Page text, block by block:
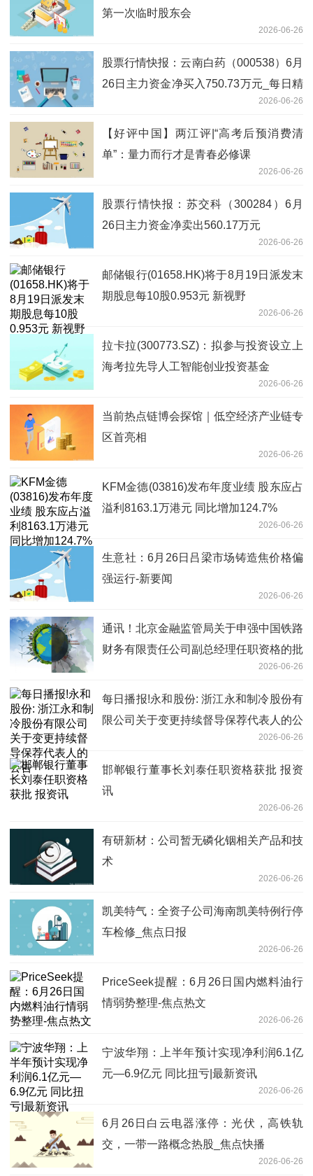
第一次临时股东会
2026-06-26
股票行情快报：云南白药（000538）6月
26日主力资金净买入750.73万元_每日精
2026-06-26
【好评中国】两江评|“高考后预消费清
单”：量力而行才是青春必修课
2026-06-26
股票行情快报：苏交科（300284）6月
26日主力资金净卖出560.17万元
2026-06-26
邮储银行(01658.HK)将于8月19日派发末
期股息每10股0.953元 新视野
2026-06-26
拉卡拉(300773.SZ)：拟参与投资设立上
海考拉先导人工智能创业投资基金
2026-06-26
当前热点链博会探馆｜低空经济产业链专
区首亮相
2026-06-26
KFM金德(03816)发布年度业绩 股东应占
溢利8163.1万港元 同比增加124.7%
2026-06-26
生意社：6月26日吕梁市场铸造焦价格偏
强运行-新要闻
2026-06-26
通讯！北京金融监管局关于申强中国铁路
财务有限责任公司副总经理任职资格的批
2026-06-26
每日播报!永和股份: 浙江永和制冷股份有
限公司关于变更持续督导保荐代表人的公
2026-06-26
邯郸银行董事长刘泰任职资格获批 报资
讯
2026-06-26
有研新材：公司暂无磷化铟相关产品和技
术
2026-06-26
凯美特气：全资子公司海南凯美特例行停
车检修_焦点日报
2026-06-26
PriceSeek提醒：6月26日国内燃料油行
情弱势整理-焦点热文
2026-06-26
宁波华翔：上半年预计实现净利润6.1亿
元—6.9亿元 同比扭亏|最新资讯
2026-06-26
6月26日白云电器涨停：光伏，高铁轨
交，一带一路概念热股_焦点快播
2026-06-26